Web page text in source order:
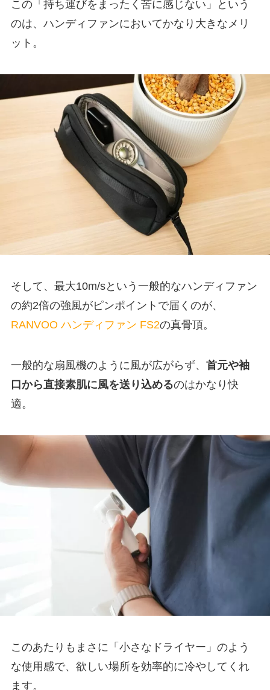
この「持ち運びをまったく苦に感じない」という
のは、ハンディファンにおいてかなり大きなメリ
ット。
そして、最大10m/sという一般的なハンディファン
の約2倍の強風がピンポイントで届くのが、
RANVOO ハンディファン FS2の真骨頂。
一般的な扇風機のように風が広がらず、 首元や袖
口から直接素肌に風を送り込めるのはかなり快
適。
このあたりもまさに「小さなドライヤー」のよう
な使用感で、欲しい場所を効率的に冷やしてくれ
ます。